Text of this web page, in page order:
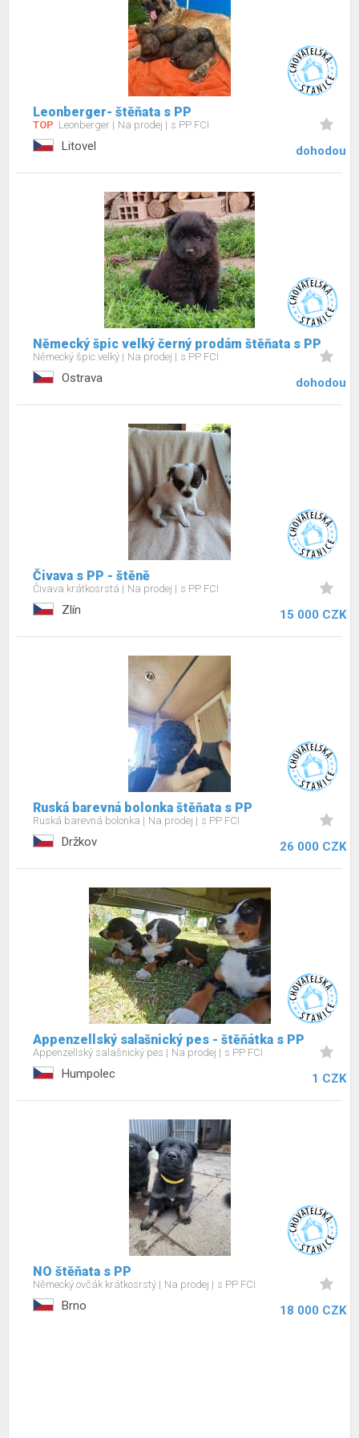
Leonberger- štěňata s PP
TOP Leonberger Na prodej s PP FCI
Litovel dohodou
Německý špic velký černý prodám štěňata s PP
Německý špic velký Na prodej s PP FCI
Ostrava dohodou
Čivava s PP - štěně
Čivava krátkosrstá Na prodej s PP FCI
Zlín 15 000 CZK
Ruská barevná bolonka štěňata s PP
Ruská barevná bolonka Na prodej s PP FCI
Držkov 26 000 CZK
Appenzellský salašnický pes - štěňátka s PP
Appenzellský salašnický pes Na prodej s PP FCI
Humpolec 1 CZK
NO štěňata s PP
Německý ovčák krátkosrstý Na prodej s PP FCI
Brno 18 000 CZK